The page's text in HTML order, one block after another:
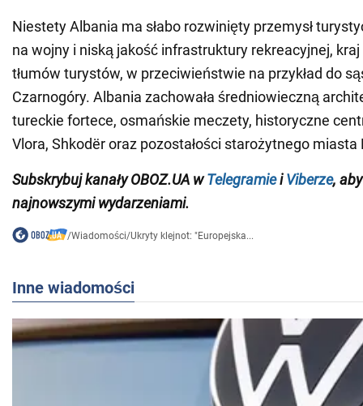
Niestety Albania ma słabo rozwinięty przemysł
na wojny i niską jakość infrastruktury rekreacyjnej,
tłumów turystów, w przeciwieństwie na przykład do
Czarnogóry. Albania zachowała średniowieczną
tureckie fortece, osmańskie meczety, historyczne
Vlora, Shkodër oraz pozostałości starożytnego miasta
Subskrybuj kanały OBOZ.UA wTelegramieiViberze,
najnowszymi wydarzeniami.
/Wiadomości/Ukryty klejnot: "Europejska...
Inne wiadomości